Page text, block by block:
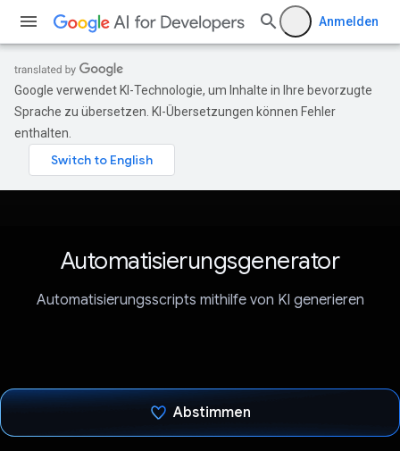
Anmelden
Google verwendet KI-Technologie, um Inhalte in Ihre bevorzugte
Sprache zu übersetzen. KI-Übersetzungen können Fehler
enthalten.
Automatisierungsgenerator
Automatisierungsscripts mithilfe von KI generieren
Abstimmen